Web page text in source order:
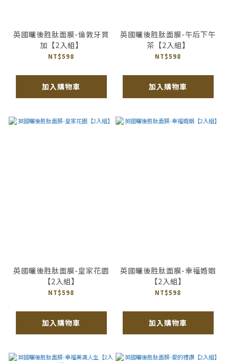
英國曬後胜肽面膜-倫敦牙買
加【2入組】
NT$598
加入購物車
英國曬後胜肽面膜-午后下午
茶【2入組】
NT$598
加入購物車
英國曬後胜肽面膜-皇家花園
【2入組】
NT$598
加入購物車
英國曬後胜肽面膜-幸福婚姻
【2入組】
NT$598
加入購物車